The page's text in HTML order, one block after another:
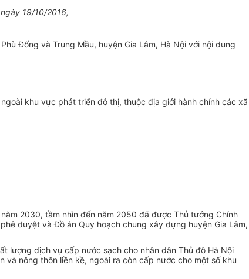
19/10/2016,
Đổng và Trung Mầu, huyện Gia Lâm, Hà Nội với nội dung
khu vực phát triển đô thị, thuộc địa giới hành chính các xã
2030, tầm nhìn đến năm 2050 đã được Thủ tướng Chính
duyệt và Đồ án Quy hoạch chung xây dựng huyện Gia Lâm,
lượng dịch vụ cấp nước sạch cho nhân dân Thủ đô Hà Nội
và nông thôn liền kề, ngoài ra còn cấp nước cho một số khu